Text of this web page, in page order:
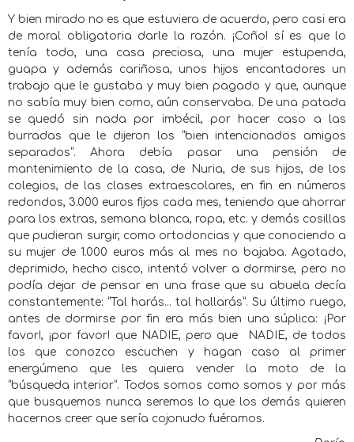
Y bien mirado no es que estuviera de acuerdo, pero casi era
de moral obligatoria darle la razón. ¡Coño! sí es que lo
tenía todo, una casa preciosa, una mujer estupenda,
guapa y además cariñosa, unos hijos encantadores un
trabajo que le gustaba y muy bien pagado y que, aunque
no sabía muy bien como, aún conservaba. De una patada
se quedó sin nada por imbécil, por hacer caso a las
burradas que le dijeron los “bien intencionados amigos
separados”. Ahora debía pasar una pensión de
mantenimiento de la casa, de Nuria, de sus hijos, de los
colegios, de las clases extraescolares, en fin en números
redondos, 3.000 euros fijos cada mes, teniendo que ahorrar
para los extras, semana blanca, ropa, etc. y demás cosillas
que pudieran surgir, como ortodoncias y que conociendo a
su mujer de 1.000 euros más al mes no bajaba. Agotado,
deprimido, hecho cisco, intentó volver a dormirse, pero no
podía dejar de pensar en una frase que su abuela decía
constantemente: “Tal harás... tal hallarás”. Su último ruego,
antes de dormirse por fin era más bien una súplica: ¡Por
favor!, ¡por favor! que NADIE, pero que
NADIE, de todos
los que conozco escuchen y hagan caso al primer
energúmeno que les quiera vender la moto de la
“búsqueda interior”. Todos somos como somos y por más
que busquemos nunca seremos lo que los demás quieren
hacernos creer que sería cojonudo fuéramos.